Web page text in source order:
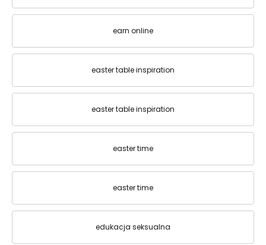
earn online
easter table inspiration
easter table inspiration
easter time
easter time
edukacja seksualna